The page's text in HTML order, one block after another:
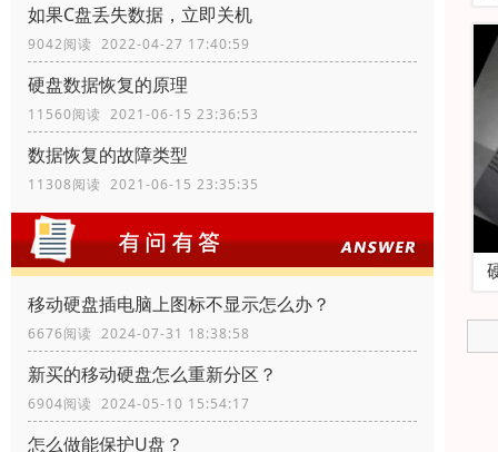
如果C盘丢失数据，立即关机
9042阅读 2022-04-27 17:40:59
硬盘数据恢复的原理
11560阅读 2021-06-15 23:36:53
数据恢复的故障类型
11308阅读 2021-06-15 23:35:35
移动硬盘插电脑上图标不显示怎么办？
6676阅读 2024-07-31 18:38:58
新买的移动硬盘怎么重新分区？
6904阅读 2024-05-10 15:54:17
怎么做能保护U盘？